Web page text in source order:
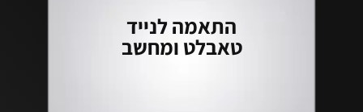
התאמה לנייד
טאבלט ומחשב